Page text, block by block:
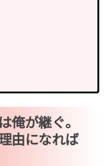
俺が継ぐ。
由になれば